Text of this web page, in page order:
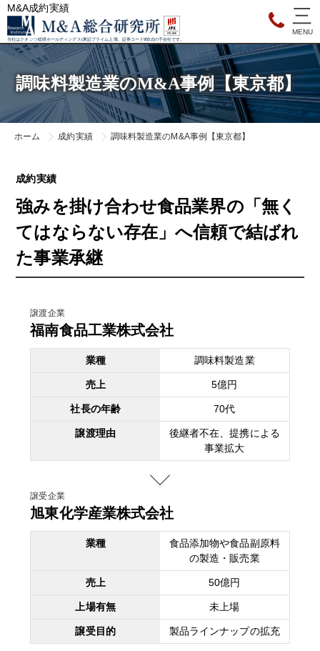
M&A成約実績
当社はクオンツ総研ホールディングス(東証プライム上場、証券コード9552)の子会社です。
調味料製造業のM&A事例【東京都】
ホーム 成約実績 調味料製造業のM&A事例【東京都】
成約実績
強みを掛け合わせ食品業界の「無く
てはならない存在」へ信頼で結ばれ
た事業承継
譲渡企業
福南食品工業株式会社
業種 調味料製造業
売上 5億円
社長の年齢 70代
譲渡理由
後継者不在、提携による
事業拡大
譲受企業
旭東化学産業株式会社
業種
食品添加物や食品副原料
の製造・販売業
売上 50億円
上場有無 未上場
譲受目的 製品ラインナップの拡充